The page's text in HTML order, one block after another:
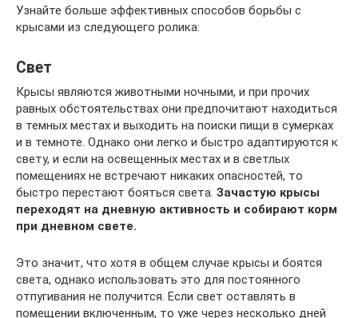
Узнайте больше эффективных способов борьбы с
крысами из следующего ролика:
Свет
Крысы являются животными ночными, и при прочих
равных обстоятельствах они предпочитают находиться
в темных местах и выходить на поиски пищи в сумерках
и в темноте. Однако они легко и быстро адаптируются к
свету, и если на освещенных местах и в светлых
помещениях не встречают никаких опасностей, то
быстро перестают бояться света. Зачастую крысы
переходят на дневную активность и собирают корм
при дневном свете.
Это значит, что хотя в общем случае крысы и боятся
света, однако использовать это для постоянного
отпугивания не получится. Если свет оставлять в
помещении включенным, то уже через несколько дней